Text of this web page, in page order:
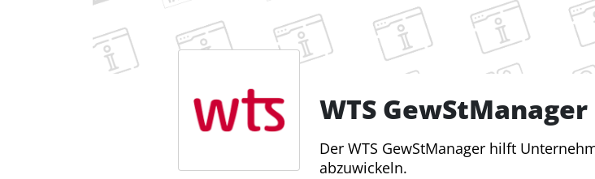
WTS GewStManager
Der WTS GewStManager hilft
abzuwickeln.